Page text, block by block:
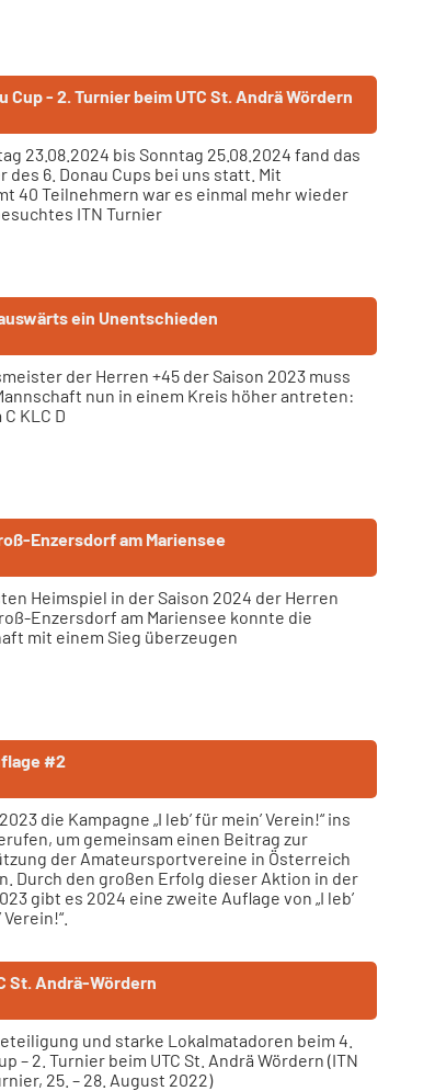
- 2. Turnier beim UTC St. Andrä Wördern
23.08.2024 bis Sonntag 25.08.2024 fand das
des 6. Donau Cups bei uns statt. Mit
40 Teilnehmern war es einmal mehr wieder
ITN Turnier
ein Unentschieden
der Herren +45 der Saison 2023 muss
nun in einem Kreis höher antreten:
KLC D
Enzersdorf am Mariensee
Heimspiel in der Saison 2024 der Herren
Enzersdorf am Mariensee konnte die
mit einem Sieg überzeugen
#2
die Kampagne „I leb’ für mein’ Verein!“ ins
um gemeinsam einen Beitrag zur
der Amateursportvereine in Österreich
Durch den großen Erfolg dieser Aktion in der
gibt es 2024 eine zweite Auflage von „I leb’
St. Andrä-Wördern
und starke Lokalmatadoren beim 4.
– 2. Turnier beim UTC St. Andrä Wördern (ITN
25. – 28. August 2022)